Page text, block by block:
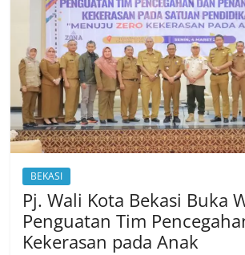
BEKASI
Pj. Wali Kota Bekasi Buka
Penguatan Tim
Kekerasan pada Anak